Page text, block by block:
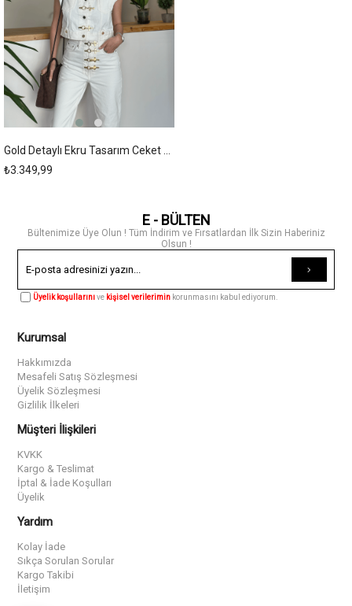
₺3.349,99
E - BÜLTEN
Bültenimize Üye Olun ! Tüm İndirim ve Fırsatlardan İlk Sizin Haberiniz
Olsun !
Üyelik koşullarınıve kişisel verilerimin korunmasını kabul ediyorum.
Kurumsal
Hakkımızda
Mesafeli Satış Sözleşmesi
Üyelik Sözleşmesi
Gizlilik İlkeleri
Müşteri İlişkileri
KVKK
Kargo & Teslimat
İptal & İade Koşulları
Üyelik
Yardım
Kolay İade
Sıkça Sorulan Sorular
Kargo Takibi
İletişim